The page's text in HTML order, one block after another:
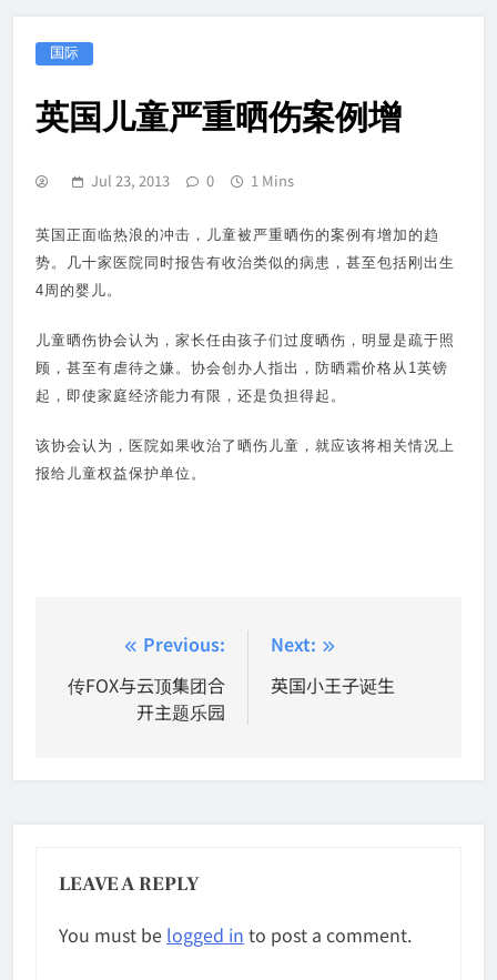
国际
英国儿童严重晒伤案例增
Jul 23, 2013 0 1 Mins
英国正面临热浪的冲击，儿童被严重晒伤的案例有增加的趋
势。几十家医院同时报告有收治类似的病患，甚至包括刚出生
4周的婴儿。
儿童晒伤协会认为，家长任由孩子们过度晒伤，明显是疏于照
顾，甚至有虐待之嫌。协会创办人指出，防晒霜价格从1英镑
起，即使家庭经济能力有限，还是负担得起。
该协会认为，医院如果收治了晒伤儿童，就应该将相关情况上
报给儿童权益保护单位。
navigation
Previous:
传FOX与云顶集团合
开主题乐园
Next:
英国小王子诞生
LEAVE A REPLY
You must be logged in to post a comment.